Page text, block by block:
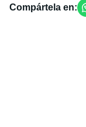
Compártela en: